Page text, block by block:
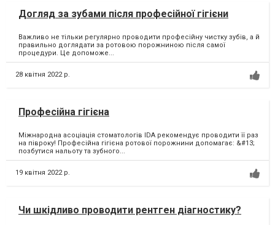
Догляд за зубами після професійної гігієни
Важливо не тільки регулярно проводити професійну чистку зубів, а й
правильно доглядати за ротовою порожниною після самої
процедури. Це допоможе...
28 квітня 2022 р.
Професійна гігієна
Міжнародна асоціація стоматологів IDA рекомендує проводити її раз
на півроку! Професійна гігієна ротової порожнини допомагає: &#13;
позбутися нальоту та зубного...
19 квітня 2022 р.
Чи шкідливо проводити рентген діагностику?